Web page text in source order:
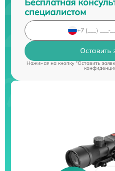
специалистом
Оставить
Нажимая на кнопку "Оставить